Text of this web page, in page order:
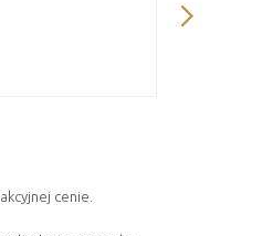
cenie.